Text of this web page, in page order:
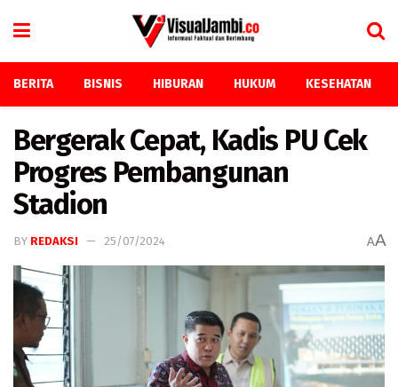
BERITA BISNIS HIBURAN HUKUM KESEHATAN
Bergerak Cepat, Kadis PU Cek
Progres Pembangunan
Stadion
BY REDAKSI 25/07/2024 AA